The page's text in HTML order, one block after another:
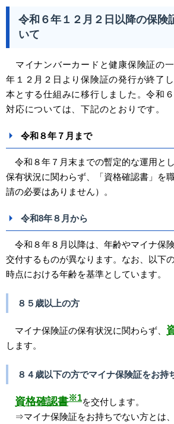
令和６年１２月２日以降の保険
いて
マイナンバーカードと健康保険証の
年１２月２日より保険証の発行が終了
本とする仕組みに移行しました。令和
対応については、下記のとおりです。
令和８年７月まで
令和８年７月末までの暫定的な運用と
保有状況に関わらず、「資格確認書」を
請の必要はありません）。
令和8年８月から
令和８年８月以降は、年齢やマイナ保
交付するものが異なります。なお、以下
時点における年齢を基準としています。
８５歳以上の方
マイナ保険証の保有状況に関わらず、
します。
８４歳以下の方でマイナ保険証をお持
資格確認書※1を交付します。
⇒マイナ保険証をお持ちでない方とは、